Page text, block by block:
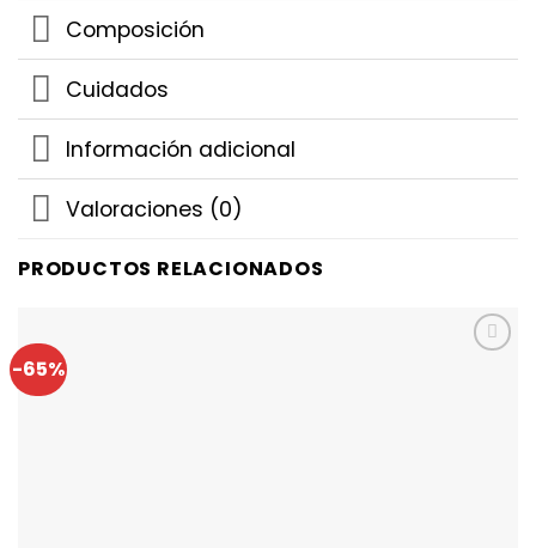
Composición
Cuidados
Información adicional
Valoraciones (0)
PRODUCTOS RELACIONADOS
-65%